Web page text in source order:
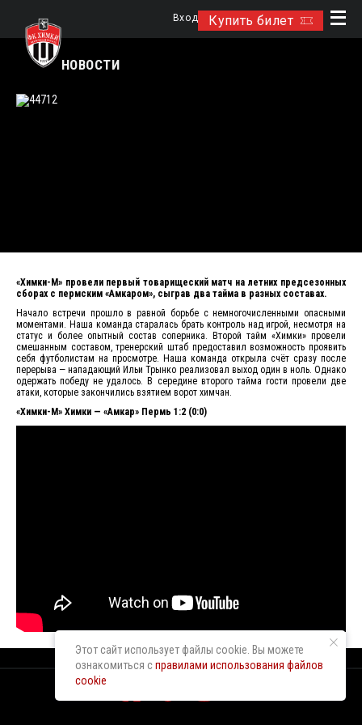
Купить билет
Вход
НОВОСТИ
«Химки-М» провели первый товарищеский матч на летних предсезонных
сборах с пермским «Амкаром», сыграв два тайма в разных составах.
Начало встречи прошло в равной борьбе с немногочисленными опасными
моментами. Наша команда старалась брать контроль над игрой, несмотря на
статус и более опытный состав соперника. Второй тайм «Химки» провели
смешанным составом, тренерский штаб предоставил возможность проявить
себя футболистам на просмотре. Наша команда открыла счёт сразу после
перерыва — нападающий Ильи Трынко реализовал выход один в ноль. Однако
одержать победу не удалось. В середине второго тайма гости провели две
атаки, которые закончились взятием ворот химчан.
«Химки-М» Химки — «Амкар» Пермь 1:2 (0:0)
Этот сайт использует файлы cookie. Вы можете
ознакомиться справилами использования файлов
cookie